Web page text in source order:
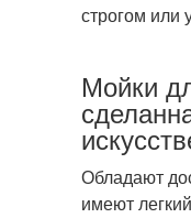
строгом или
Мойки
Обладают
имеют